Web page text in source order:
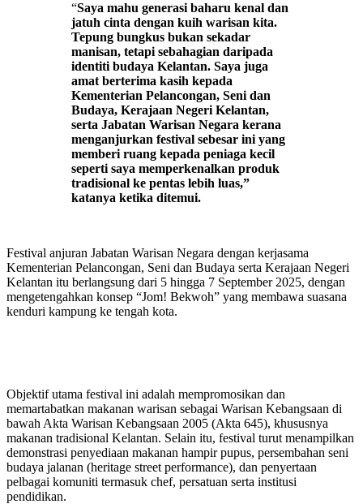
“Saya mahu generasi baharu kenal dan
jatuh cinta dengan kuih warisan kita.
Tepung bungkus bukan sekadar
manisan, tetapi sebahagian daripada
identiti budaya Kelantan. Saya juga
amat berterima kasih kepada
Kementerian Pelancongan, Seni dan
Budaya, Kerajaan Negeri Kelantan,
serta Jabatan Warisan Negara kerana
menganjurkan festival sebesar ini yang
memberi ruang kepada peniaga kecil
seperti saya memperkenalkan produk
tradisional ke pentas lebih luas,”
katanya ketika ditemui.
Festival anjuran Jabatan Warisan Negara dengan kerjasama
Kementerian Pelancongan, Seni dan Budaya serta Kerajaan Negeri
Kelantan itu berlangsung dari 5 hingga 7 September 2025, dengan
mengetengahkan konsep “Jom! Bekwoh” yang membawa suasana
kenduri kampung ke tengah kota.
Objektif utama festival ini adalah mempromosikan dan
memartabatkan makanan warisan sebagai Warisan Kebangsaan di
bawah Akta Warisan Kebangsaan 2005 (Akta 645), khususnya
makanan tradisional Kelantan. Selain itu, festival turut menampilkan
demonstrasi penyediaan makanan hampir pupus, persembahan seni
budaya jalanan (heritage street performance), dan penyertaan
pelbagai komuniti termasuk chef, persatuan serta institusi
pendidikan.